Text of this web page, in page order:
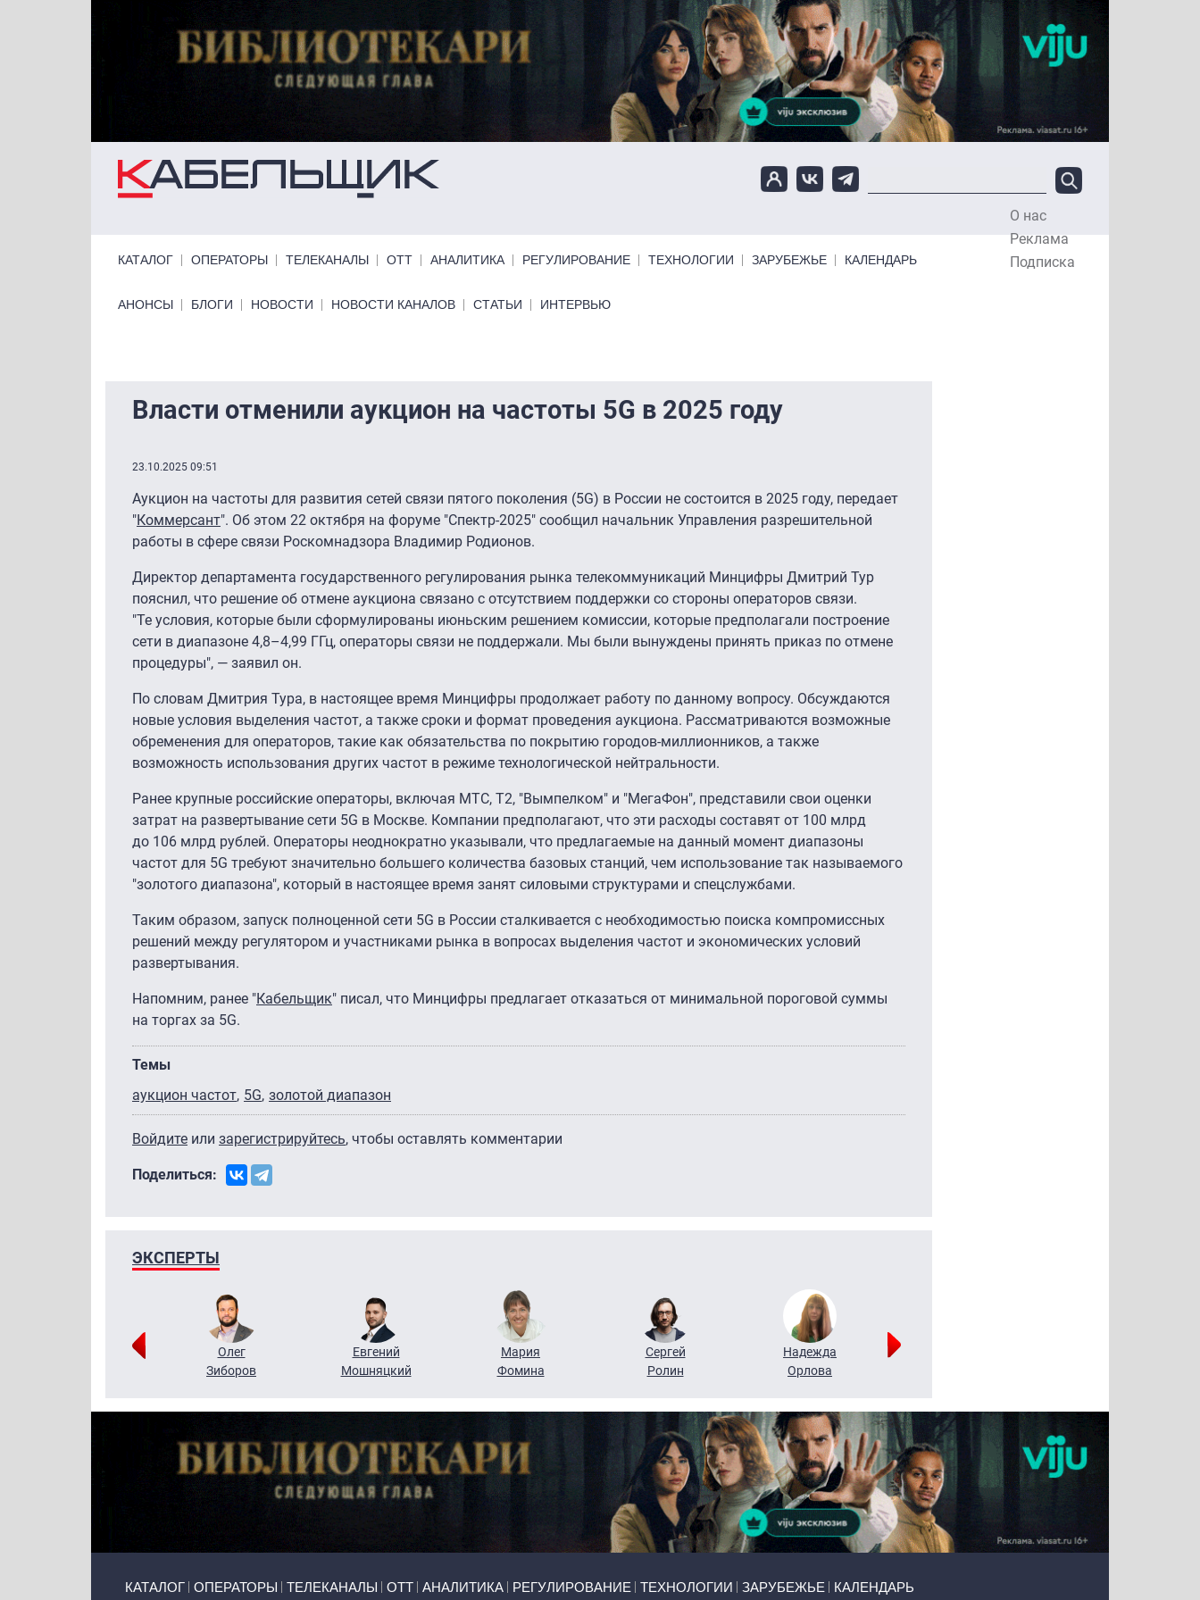
О нас
Реклама
Подписка
КАТАЛОГ ОПЕРАТОРЫ ТЕЛЕКАНАЛЫ ОТТ АНАЛИТИКА РЕГУЛИРОВАНИЕ ТЕХНОЛОГИИ ЗАРУБЕЖЬЕ КАЛЕНДАРЬ
Primary links bottom
АНОНСЫ БЛОГИ НОВОСТИ НОВОСТИ КАНАЛОВ СТАТЬИ ИНТЕРВЬЮ
Власти отменили аукцион на частоты 5G в 2025 году
23.10.2025 09:51
Аукцион на частоты для развития сетей связи пятого поколения (5G) в России не состоится в 2025 году, передает
"Коммерсант". Об этом 22 октября на форуме "Спектр-2025″ сообщил начальник Управления разрешительной
работы в сфере связи Роскомнадзора Владимир Родионов.
Директор департамента государственного регулирования рынка телекоммуникаций Минцифры Дмитрий Тур
пояснил, что решение об отмене аукциона связано с отсутствием поддержки со стороны операторов связи.
"Те условия, которые были сформулированы июньским решением комиссии, которые предполагали построение
сети в диапазоне 4,8–4,99 ГГц, операторы связи не поддержали. Мы были вынуждены принять приказ по отмене
процедуры", — заявил он.
По словам Дмитрия Тура, в настоящее время Минцифры продолжает работу по данному вопросу. Обсуждаются
новые условия выделения частот, а также сроки и формат проведения аукциона. Рассматриваются возможные
обременения для операторов, такие как обязательства по покрытию городов-миллионников, а также
возможность использования других частот в режиме технологической нейтральности.
Ранее крупные российские операторы, включая МТС, T2, "Вымпелком" и "МегаФон", представили свои оценки
затрат на развертывание сети 5G в Москве. Компании предполагают, что эти расходы составят от 100 млрд
до 106 млрд рублей. Операторы неоднократно указывали, что предлагаемые на данный момент диапазоны
частот для 5G требуют значительно большего количества базовых станций, чем использование так называемого
"золотого диапазона", который в настоящее время занят силовыми структурами и спецслужбами.
Таким образом, запуск полноценной сети 5G в России сталкивается с необходимостью поиска компромиссных
решений между регулятором и участниками рынка в вопросах выделения частот и экономических условий
развертывания.
Напомним, ранее "Кабельщик" писал, что Минцифры предлагает отказаться от минимальной пороговой суммы
на торгах за 5G.
Темы
аукцион частот 5G золотой диапазон
Войдите или зарегистрируйтесь, чтобы оставлять комментарии
Поделиться:
ЭКСПЕРТЫ
Олег
Зиборов
Евгений
Мошняцкий
Мария
Фомина
Сергей
Ролин
Надежда
Орлова
КАТАЛОГ ОПЕРАТОРЫ ТЕЛЕКАНАЛЫ ОТТ АНАЛИТИКА РЕГУЛИРОВАНИЕ ТЕХНОЛОГИИ ЗАРУБЕЖЬЕ КАЛЕНДАРЬ